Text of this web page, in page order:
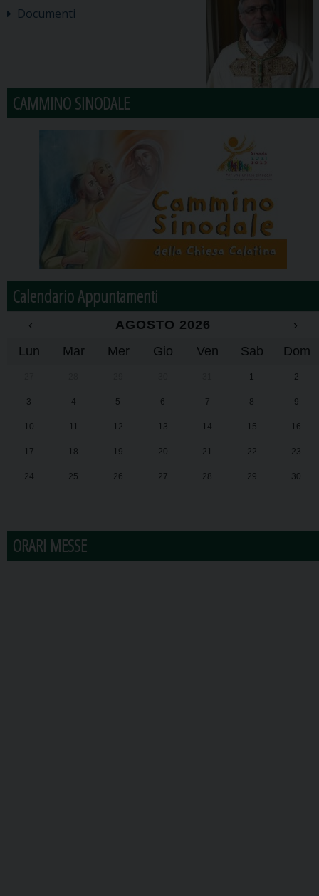
Documenti
CAMMINO SINODALE
Calendario Appuntamenti
‹ AGOSTO 2026
›
Lun
Mar Mer Gio Ven Sab Dom
1 2
3 4 5 6 7 8 9
10 11 12 13 14 15 16
17 18 19 20 21 22 23
24 25 26 27 28 29 30
ORARI MESSE